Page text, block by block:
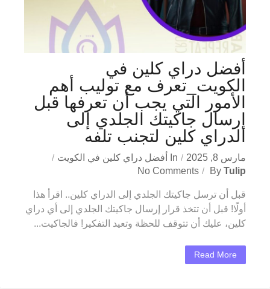
أفضل دراي كلين في
الكويت_تعرف مع توليب أهم
الأمور التي يجب أن تعرفها قبل
إرسال جاكيتك الجلدي إلى
الدراي كلين لتجنب تلفه
مارس 8, 2025 In
أفضل دراي كلين في الكويت
By Tulip
No Comments
قبل أن ترسل جاكيتك الجلدي إلى الدراي كلين.. اقرأ هذا
أولًا! قبل أن تتخذ قرار إرسال جاكيتك الجلدي إلى أي دراي
كلين، عليك أن تتوقف للحظة وتعيد التفكير! فالجاكيت...
Read More